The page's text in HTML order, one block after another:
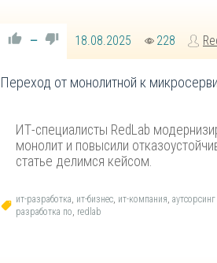
— 18.08.2025 228
Переход от монолитной к
ИТ-специалисты RedLab
монолит и повысили
статье делимся кейсом.
ит-разработка, ит-бизнес, ит-компания,
разработка по, redlab